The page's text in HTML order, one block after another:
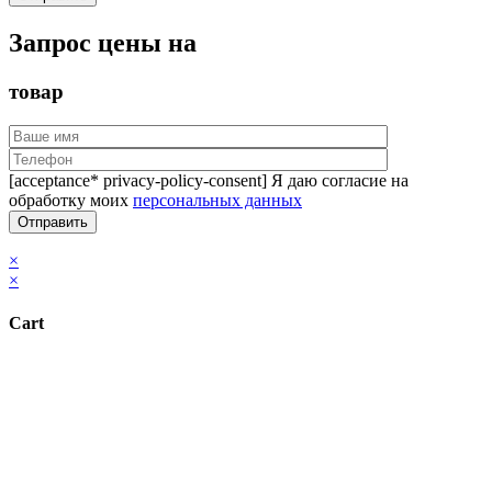
Запрос цены на
товар
[acceptance* privacy-policy-consent] Я даю согласие на
обработку моих персональных данных
×
×
Cart